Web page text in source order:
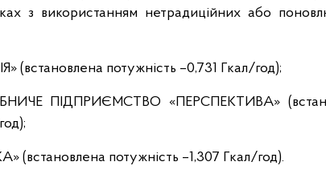
з використанням нетрадиційних або
(встановлена потужність –0,731 Гкал/год);
ПІДПРИЄМСТВО «ПЕРСПЕКТИВА»
потужність –1,307 Гкал/год).